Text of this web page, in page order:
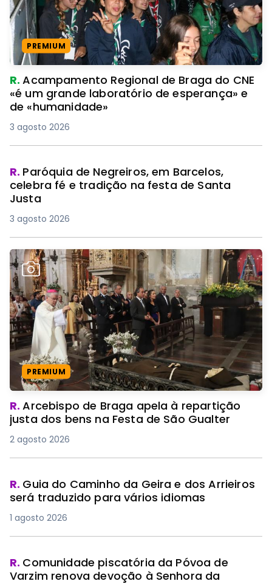
PREMIUM
R.Acampamento Regional de Braga do CNE
«é um grande laboratório de esperança» e
de «humanidade»
3 agosto 2026
R. Paróquia de Negreiros, em Barcelos,
celebra fé e tradição na festa de Santa
Justa
3 agosto 2026
PREMIUM
R.Arcebispo de Braga apela à repartição
justa dos bens na Festa de São Gualter
2 agosto 2026
R. Guia do Caminho da Geira e dos Arrieiros
será traduzido para vários idiomas
1 agosto 2026
R. Comunidade piscatória da Póvoa de
Varzim renova devoção à Senhora da